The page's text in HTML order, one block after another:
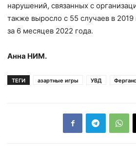
нарушений, связанных с
также выросло с 55 случаев в 2019
за 6 месяцев 2022 года.
Анна НИМ.
ТЕГИ азартные игры УВД